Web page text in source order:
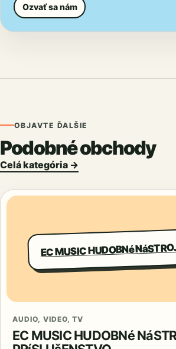
Ozvať sa nám
OBJAVTE ĎALŠIE
Podobné obchody
Celá kategória →
AUDIO, VIDEO, TV
EC MUSIC HUDOBNé